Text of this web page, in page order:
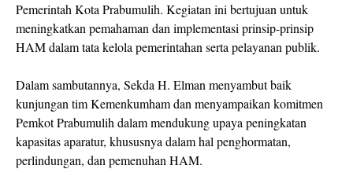
Pemerintah Kota Prabumulih. Kegiatan ini bertujuan untuk
meningkatkan pemahaman dan implementasi prinsip-prinsip
HAM dalam tata kelola pemerintahan serta pelayanan publik.
Dalam sambutannya, Sekda H. Elman menyambut baik
kunjungan tim Kemenkumham dan menyampaikan komitmen
Pemkot Prabumulih dalam mendukung upaya peningkatan
kapasitas aparatur, khususnya dalam hal penghormatan,
perlindungan, dan pemenuhan HAM.